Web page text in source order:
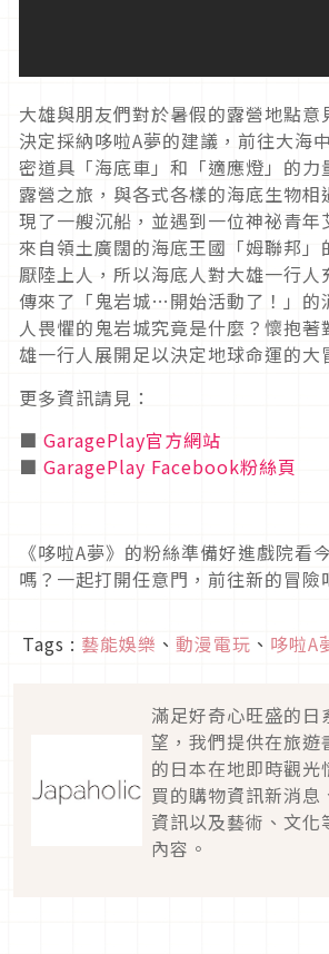
大雄與朋友們對於暑假的露營地點意
決定採納哆啦A夢的建議，前往大海
密道具「海底車」和「適應燈」的力
露營之旅，與各式各樣的海底生物相
現了一艘沉船，並遇到一位神祕青年
來自領土廣闊的海底王國「姆聯邦」
厭陸上人，所以海底人對大雄一行人
傳來了「鬼岩城…開始活動了！」的
人畏懼的鬼岩城究竟是什麼？懷抱著
雄一行人展開足以決定地球命運的大
更多資訊請見：
■ GaragePlay官方網站
■ GaragePlay Facebook粉絲頁
《哆啦A夢》的粉絲準備好進戲院看
嗎？一起打開任意門，前往新的冒險
Tags : 藝能娛樂 、 動漫電玩 、 哆啦A
滿足好奇心旺盛的日
望，我們提供在旅遊
的日本在地即時觀光
買的購物資訊新消息
資訊以及藝術、文化
內容。